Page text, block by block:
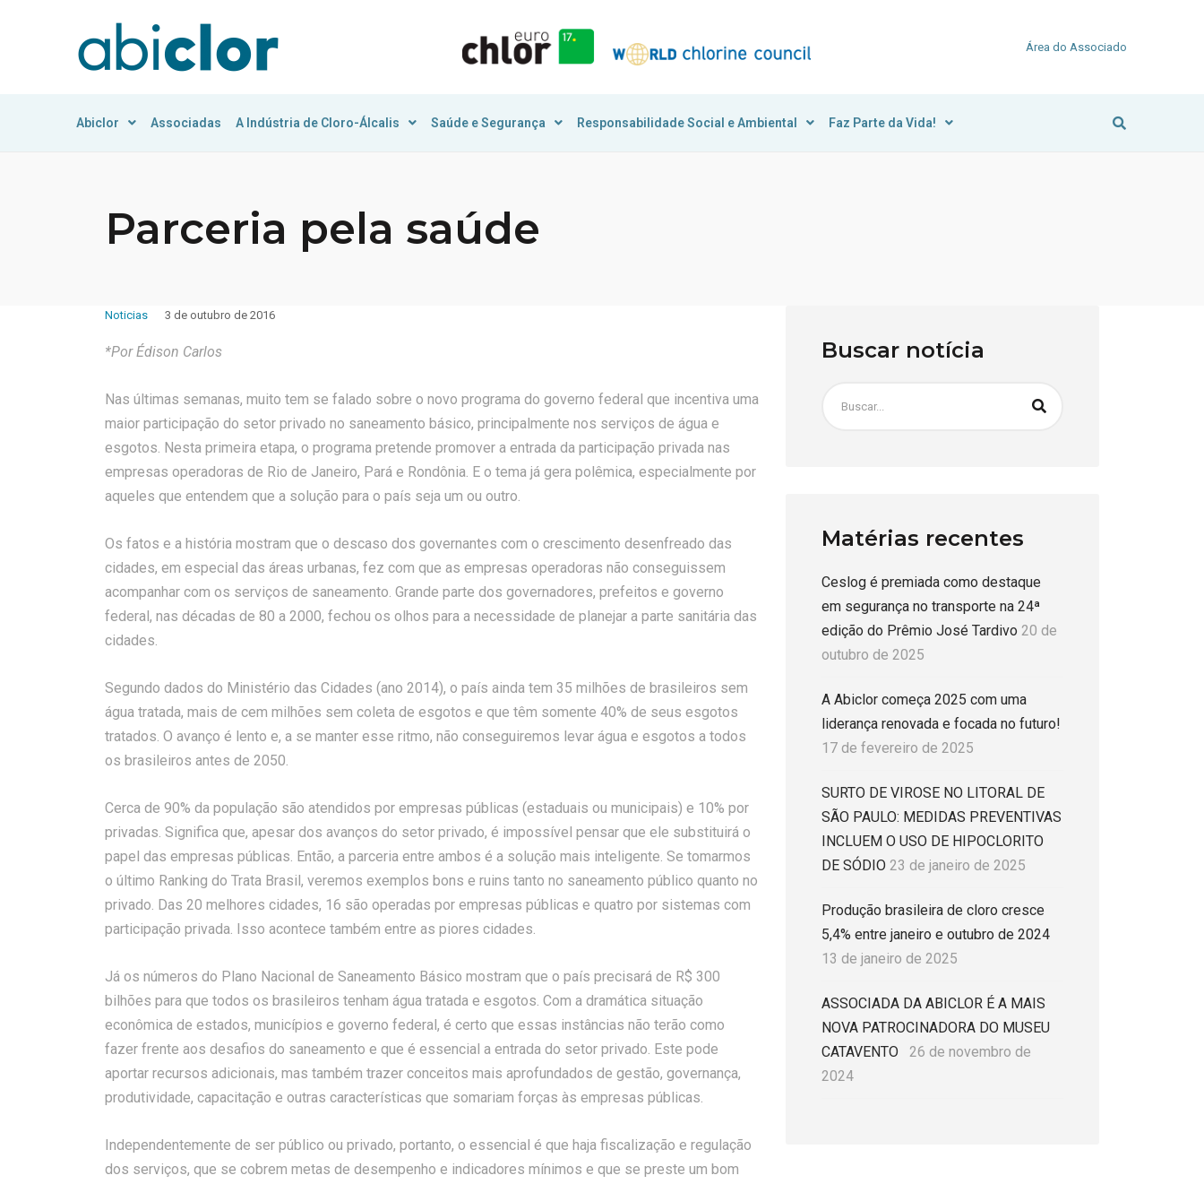
Área do Associado
Abiclor Associadas A Indústria de Cloro-Álcalis Saúde e Segurança Responsabilidade Social e Ambiental Faz Parte da Vida!
Parceria pela saúde
Noticias 3 de outubro de 2016
*Por Édison Carlos
Nas últimas semanas, muito tem se falado sobre o novo programa do governo federal que incentiva uma
maior participação do setor privado no saneamento básico, principalmente nos serviços de água e
esgotos. Nesta primeira etapa, o programa pretende promover a entrada da participação privada nas
empresas operadoras de Rio de Janeiro, Pará e Rondônia. E o tema já gera polêmica, especialmente por
aqueles que entendem que a solução para o país seja um ou outro.
Os fatos e a história mostram que o descaso dos governantes com o crescimento desenfreado das
cidades, em especial das áreas urbanas, fez com que as empresas operadoras não conseguissem
acompanhar com os serviços de saneamento. Grande parte dos governadores, prefeitos e governo
federal, nas décadas de 80 a 2000, fechou os olhos para a necessidade de planejar a parte sanitária das
cidades.
Segundo dados do Ministério das Cidades (ano 2014), o país ainda tem 35 milhões de brasileiros sem
água tratada, mais de cem milhões sem coleta de esgotos e que têm somente 40% de seus esgotos
tratados. O avanço é lento e, a se manter esse ritmo, não conseguiremos levar água e esgotos a todos
os brasileiros antes de 2050.
Cerca de 90% da população são atendidos por empresas públicas (estaduais ou municipais) e 10% por
privadas. Significa que, apesar dos avanços do setor privado, é impossível pensar que ele substituirá o
papel das empresas públicas. Então, a parceria entre ambos é a solução mais inteligente. Se tomarmos
o último Ranking do Trata Brasil, veremos exemplos bons e ruins tanto no saneamento público quanto no
privado. Das 20 melhores cidades, 16 são operadas por empresas públicas e quatro por sistemas com
participação privada. Isso acontece também entre as piores cidades.
Já os números do Plano Nacional de Saneamento Básico mostram que o país precisará de R$ 300
bilhões para que todos os brasileiros tenham água tratada e esgotos. Com a dramática situação
econômica de estados, municípios e governo federal, é certo que essas instâncias não terão como
fazer frente aos desafios do saneamento e que é essencial a entrada do setor privado. Este pode
aportar recursos adicionais, mas também trazer conceitos mais aprofundados de gestão, governança,
produtividade, capacitação e outras características que somariam forças às empresas públicas.
Independentemente de ser público ou privado, portanto, o essencial é que haja fiscalização e regulação
dos serviços, que se cobrem metas de desempenho e indicadores mínimos e que se preste um bom
Buscar notícia
Matérias recentes
Ceslog é premiada como destaque
em segurança no transporte na 24ª
edição do Prêmio José Tardivo 20 de
outubro de 2025
A Abiclor começa 2025 com uma
liderança renovada e focada no futuro!
17 de fevereiro de 2025
SURTO DE VIROSE NO LITORAL DE
SÃO PAULO: MEDIDAS PREVENTIVAS
INCLUEM O USO DE HIPOCLORITO
DE SÓDIO 23 de janeiro de 2025
Produção brasileira de cloro cresce
5,4% entre janeiro e outubro de 2024
13 de janeiro de 2025
ASSOCIADA DA ABICLOR É A MAIS
NOVA PATROCINADORA DO MUSEU
CATAVENTO
26 de novembro de
2024